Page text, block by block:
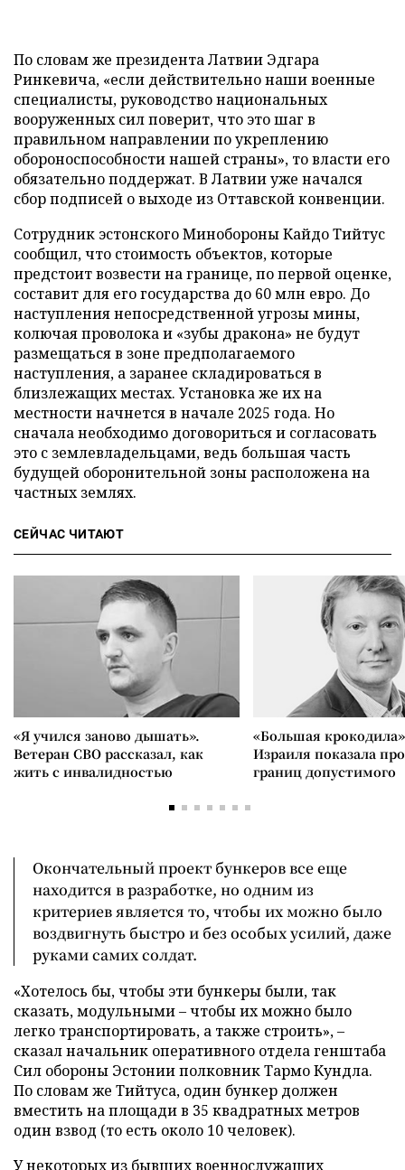
По словам же президента Латвии Эдгара
Ринкевича, «если действительно наши военные
специалисты, руководство национальных
вооруженных сил поверит, что это шаг в
правильном направлении по укреплению
обороноспособности нашей страны», то власти его
обязательно поддержат. В Латвии уже начался
сбор подписей о выходе из Оттавской конвенции.
Сотрудник эстонского Минобороны Кайдо Тийтус
сообщил, что стоимость объектов, которые
предстоит возвести на границе, по первой оценке,
составит для его государства до 60 млн евро. До
наступления непосредственной угрозы мины,
колючая проволока и «зубы дракона» не будут
размещаться в зоне предполагаемого
наступления, а заранее складироваться в
близлежащих местах. Установка же их на
местности начнется в начале 2025 года. Но
сначала необходимо договориться и согласовать
это с землевладельцами, ведь большая часть
будущей оборонительной зоны расположена на
частных землях.
СЕЙЧАС ЧИТАЮТ
«Я учился заново дышать».
Ветеран СВО рассказал, как
жить с инвалидностью
«Большая
Израиля показала
границ допустимого
Окончательный проект бункеров все еще
находится в разработке, но одним из
критериев является то, чтобы их можно было
воздвигнуть быстро и без особых усилий, даже
руками самих солдат.
«Хотелось бы, чтобы эти бункеры были, так
сказать, модульными – чтобы их можно было
легко транспортировать, а также строить», –
сказал начальник оперативного отдела генштаба
Сил обороны Эстонии полковник Тармо Кундла.
По словам же Тийтуса, один бункер должен
вместить на площади в 35 квадратных метров
один взвод (то есть около 10 человек).
У некоторых из бывших военнослужащих